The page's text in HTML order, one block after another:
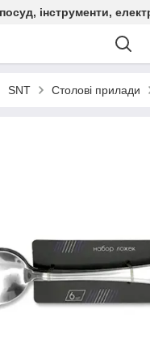
інструменти,
SNT Столові прилади